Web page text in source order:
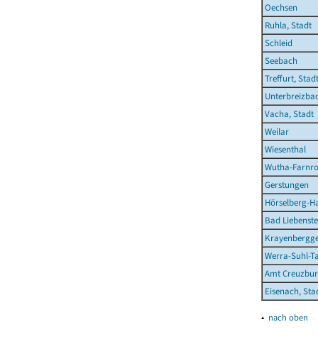
Oechsen
Ruhla, Stadt
Schleid
Seebach
Treffurt, Stadt
Vacha, Stadt
Weilar
Wiesenthal
Wutha-
Gerstungen
Hörselberg-
Bad
Werra-Suhl-
Amt
Eisenach,
▴ nach oben